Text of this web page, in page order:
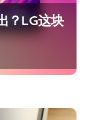
？LG这块